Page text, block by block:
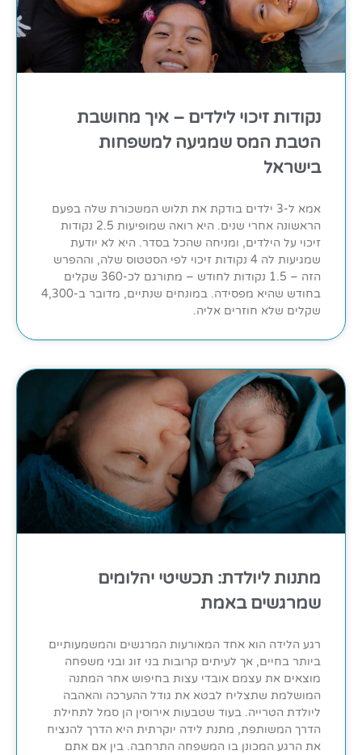
נקודות זיכוי לילדים – איך מחושבת
הטבת המס שמגיעה למשפחות
בישראל
אמא ל-3 ילדים בודקת את תלוש המשכורת שלה בפעם
הראשונה אחרי שנים. היא רואה שמופיעות 2.5 נקודות
זיכוי על הילדים, ומניחה שהכל בסדר. היא לא יודעת
שמגיעות לה 4 נקודות זיכוי לפי הסטטוס שלה, וההפרש
הזה – 1.5 נקודות לחודש – מתורגם לכ-360 שקלים
בחודש שהיא מפסידה. במונחים שנתיים, מדובר ב-4,300
שקלים שלא חוזרים אליה.
מתנות ליולדת: תכשיטי יהלומים
שמרגשים באמת
רגע הלידה הוא אחד המאורעות המרגשים והמשמעותיים
ביותר בחיים, אך לעיתים קרובות בני זוג ובני משפחה
מוצאים את עצמם אובדי עצות בחיפוש אחר המתנה
המושלמת שתצליח לבטא את גודל ההערכה והאהבה
ליולדת הטרייה. בעוד שטבעות אירוסין הן סמל לתחילת
הדרך המשותפת, מתנת לידה יוקרתית היא הדרך להנציח
את הרגע המכונן בו המשפחה התרחבה. בין אם אתם